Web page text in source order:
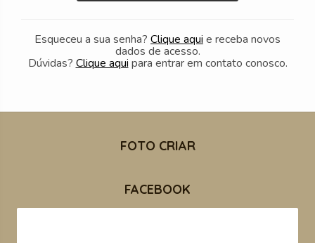
Esqueceu a sua senha? Clique aqui e receba novos
dados de acesso.
Dúvidas? Clique aqui para entrar em contato conosco.
FOTO CRIAR
FACEBOOK